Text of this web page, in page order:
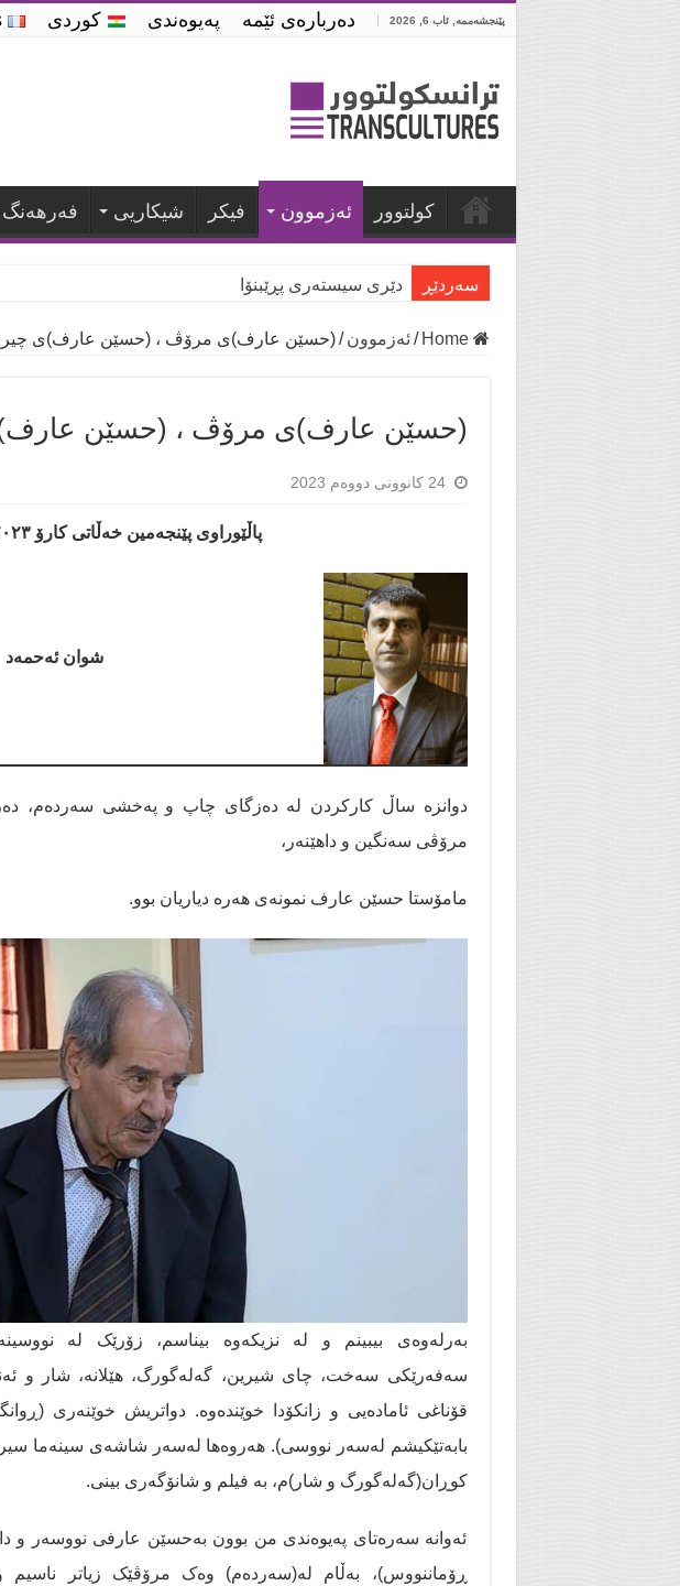
پێنجشەممە, ئاب 6, 2026 ده‌رباره‌ی ئێمه‌ په‌یوه‌ندی کوردی
كولتوور ئه‌زموون فیكر شیكاریی فه‌رهه‌نگ
سه‌ردێڕ دێری سیستەری پڕێبنۆا
Home
/ ئه‌زموون / (حسێن عارف)ی مرۆڤ ، (حسێن عارف)ی
(حسێن عارف)ی مرۆڤ ، (حسێن
24 کانوونی دووەم 2023
پاڵێوراوی پێنجەمین خەڵاتی کارۆ ٢٠٢٣
شوان ئەحمەد
دوانزە ساڵ کارکردن لە دەزگای چاپ و پەخشی سەردەم،
مرۆڤی سەنگین و داهێنەر،
مامۆستا حسێن عارف نمونەی هەرە دیاریان بوو.
بەرلەوەی بیبینم و لە نزیکەوە بیناسم، زۆرێک لە
سەفەرێکی سەخت، چای شیرین، گەلەگورگ، هێلانە، شار و
قۆناغی ئامادەیی و زانکۆدا خوێندەوە. دواتریش خوێنەری
بابەتێکیشم لەسەر نووسی). هەروەها لەسەر شاشەی سینەما
کوڕان(گەلەگورگ و شار)م، بە فیلم و شانۆگەری بینی.
ئەوانە سەرەتای پەیوەندی من بوون بەحسێن عارفی نووسەر و
ڕۆماننووس)، بەڵام لە(سەردەم) وەک مرۆڤێک زیاتر ناسیم